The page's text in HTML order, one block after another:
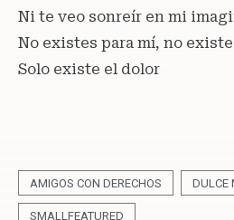
Ni te veo sonreír en mi
No existes para mí, no
Solo existe el dolor
AMIGOS CON DERECHOS DULCE
SMALLFEATURED